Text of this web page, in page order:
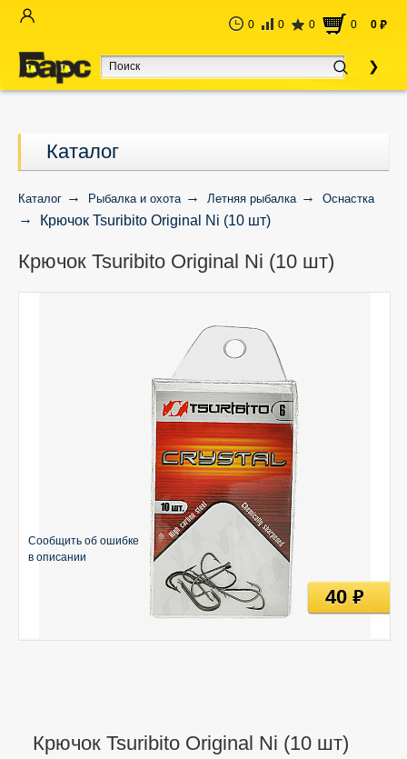
0 0 0 0 0 руб
Каталог
Каталог Рыбалка и охота Летняя рыбалка Оснастка
Крючок Tsuribito Original Ni (10 шт)
Крючок Tsuribito Original Ni (10 шт)
Крючок Tsuribito Original Ni (10 шт)
Сообщить об ошибке
в описании
40руб